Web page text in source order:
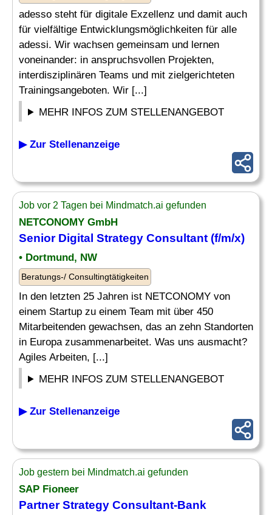
adesso steht für digitale Exzellenz und damit auch
für vielfältige Entwicklungsmöglichkeiten für alle
adessi. Wir wachsen gemeinsam und lernen
voneinander: in anspruchsvollen Projekten,
interdisziplinären Teams und mit zielgerichteten
Trainingsangeboten. Wir [...]
MEHR INFOS ZUM STELLENANGEBOT
▶ Zur Stellenanzeige
Job vor 2 Tagen bei Mindmatch.ai gefunden
NETCONOMY GmbH
Senior Digital Strategy Consultant (f/m/x)
• Dortmund, NW
Beratungs-/ Consultingtätigkeiten
In den letzten 25 Jahren ist NETCONOMY von
einem Startup zu einem Team mit über 450
Mitarbeitenden gewachsen, das an zehn Standorten
in Europa zusammenarbeitet. Was uns ausmacht?
Agiles Arbeiten, [...]
MEHR INFOS ZUM STELLENANGEBOT
▶ Zur Stellenanzeige
Job gestern bei Mindmatch.ai gefunden
SAP Fioneer
PartnerStrategy Consultant-Bank